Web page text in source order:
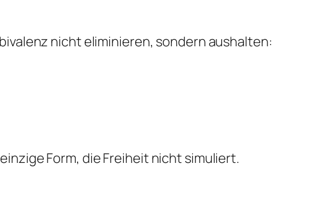
nicht eliminieren, sondern aushalten:
Form, die Freiheit nicht simuliert.